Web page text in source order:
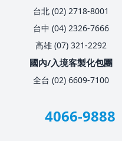
台北 (02) 2718-8001
台中 (04) 2326-7666
高雄 (07) 321-2292
國內/入境客製化包團
全台 (02) 6609-7100
4066-9888